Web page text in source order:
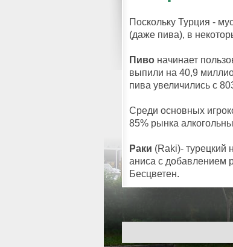
Поскольку Турция -
(даже пива), в
Пиво начинает
выпили на 40,9
пива увеличились с
Среди основных
85% рынка
Раки (Raki)- турецкий
аниса с добавлением
Бесцветен.